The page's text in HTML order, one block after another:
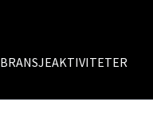
BRANSJEAKTIVITETER